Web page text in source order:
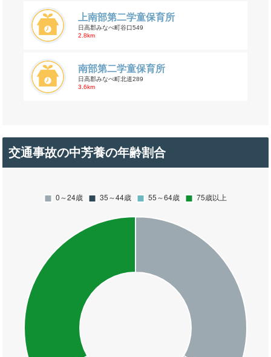
上南部第二学童保育所
日高郡みなべ町谷口549
2.8km
南部第二学童保育所
日高郡みなべ町北道289
3.6km
交通事故の中芳養の年齢割合